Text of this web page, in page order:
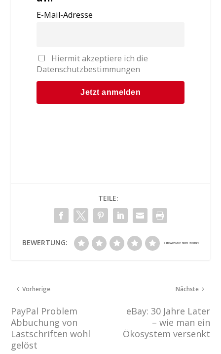
E-Mail-Adresse
Hiermit akzeptiere ich die
Datenschutzbestimmungen
TEILE:
BEWERTUNG:
Vorherige
PayPal Problem
Abbuchung von
Lastschriften wohl
gelöst
Nächste
eBay: 30 Jahre Later
– wie man ein
Ökosystem versenkt